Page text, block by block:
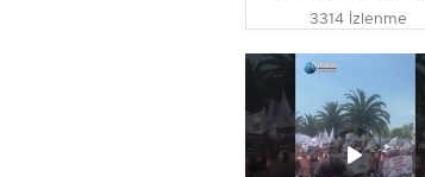
MI? | TURHAN...
3314 İzlenme